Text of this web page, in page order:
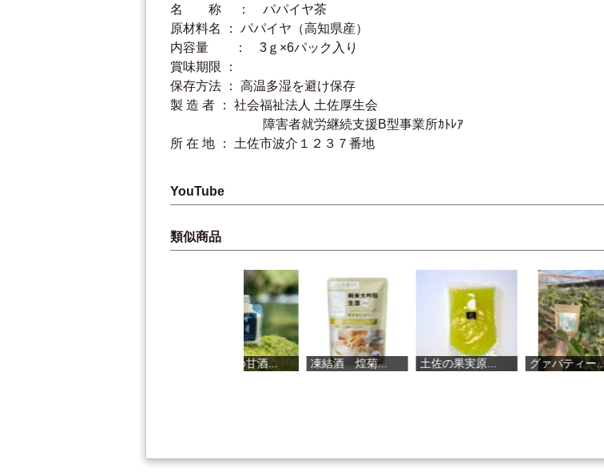
名 称 ： パパイヤ茶
原材料名 ： パパイヤ（高知県産）
内容量 ： 3ｇ×6パック入り
賞味期限 ：
保存方法 ： 高温多湿を避け保存
製 造 者 ： 社会福祉法人 土佐厚生会
障害者就労継続支援B型事業所ｶﾄﾚｱ
所 在 地 ： 土佐市波介１２３７番地
YouTube
類似商品
土佐の果実原... グァバティー... 美
凍結酒 煌菊...